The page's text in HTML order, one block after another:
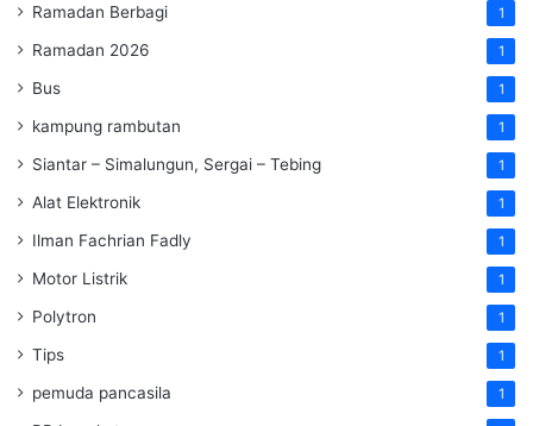
Ramadan Berbagi 1
Ramadan 2026 1
Bus 1
kampung rambutan 1
Siantar – Simalungun, Sergai – Tebing 1
Alat Elektronik 1
Ilman Fachrian Fadly 1
Motor Listrik 1
Polytron 1
Tips 1
pemuda pancasila 1